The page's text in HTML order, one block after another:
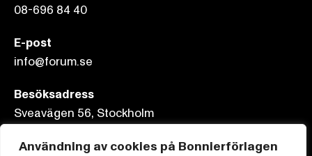
Användning av cookies på Bonnierförlagen
08-696 84 40
E-post
info@forum.se
Besöksadress
Sveavägen 56, Stockholm
Postadress